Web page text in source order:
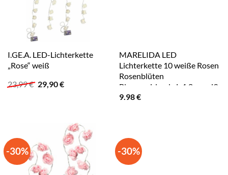
I.GE.A. LED-Lichterkette
„Rose“ weiß
23,99€ Ursprünglicher
29,90€Aktueller
MARELIDA LED
Lichterkette 10 weiße Rosen
Rosenblüten
Blumengirlande L:1,8m weiß
9.98€
-30% -30%